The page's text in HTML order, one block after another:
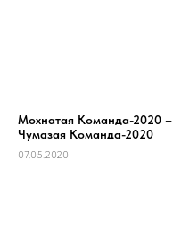
Мохнатая Команда-2020 –
Чумазая Команда-2020
07.05.2020